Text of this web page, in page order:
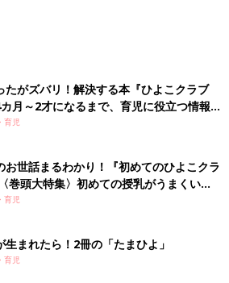
たがズバリ！解決する本『ひよこクラブ
月～2才になるまで、育児に役立つ情報が
育児
お世話まるわかり！『初めてのひよこクラ
巻頭大特集〉初めての授乳がうまくい
い・ミルクの基本と夏のトラブル 解決テ
育児
生まれたら！2冊の「たまひよ」
育児